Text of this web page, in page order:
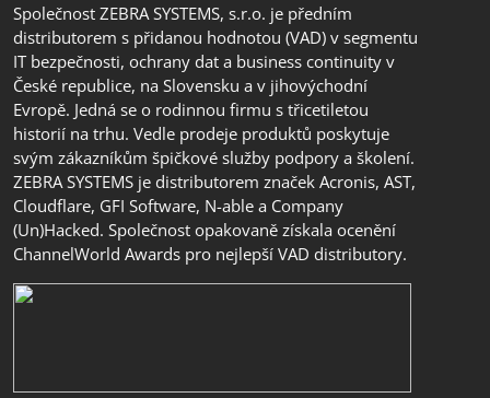
Společnost ZEBRA SYSTEMS, s.r.o. je předním
distributorem s přidanou hodnotou (VAD) v segmentu
IT bezpečnosti, ochrany dat a business continuity v
České republice, na Slovensku a v jihovýchodní
Evropě. Jedná se o rodinnou firmu s třicetiletou
historií na trhu. Vedle prodeje produktů poskytuje
svým zákazníkům špičkové služby podpory a školení.
ZEBRA SYSTEMS je distributorem značek Acronis, AST,
Cloudflare, GFI Software, N-able a Company
(Un)Hacked. Společnost opakovaně získala ocenění
ChannelWorld Awards pro nejlepší VAD distributory.